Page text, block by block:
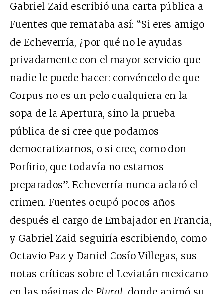
Gabriel Zaid escribió una carta pública a
Fuentes que remataba así: “Si eres amigo
de Echeverría, ¿por qué no le ayudas
privadamente con el mayor servicio que
nadie le puede hacer: convéncelo de que
Corpus no es un pelo cualquiera en la
sopa de la Apertura, sino la prueba
pública de si cree que podamos
democratizarnos, o si cree, como don
Porfirio, que todavía no estamos
preparados”. Echeverría nunca aclaró el
crimen. Fuentes ocupó pocos años
después el cargo de Embajador en Francia,
y Gabriel Zaid seguiría escribiendo, como
Octavio Paz y Daniel Cosío Villegas, sus
notas críticas sobre el Leviatán mexicano